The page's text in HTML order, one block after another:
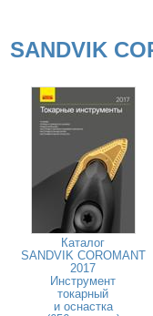
SANDVIK
Каталог
SANDVIK COROMANT
2017
Инструмент
токарный
и оснастка